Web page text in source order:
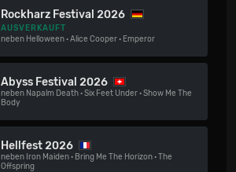
Rockharz Festival 2026
AUSVERKAUFT
neben Helloween·Alice Cooper· Emperor
Abyss Festival 2026
neben Napalm Death·Six Feet Under·Show Me The
Body
Hellfest 2026
neben Iron Maiden· Bring Me The Horizon·The
Offspring